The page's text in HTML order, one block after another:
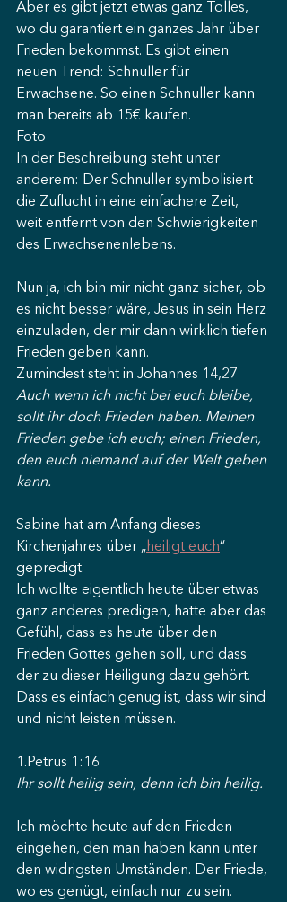
Aber es gibt jetzt etwas ganz Tolles,
wo du garantiert ein ganzes Jahr über
Frieden bekommst. Es gibt einen
neuen Trend: Schnuller für
Erwachsene. So einen Schnuller kann
man bereits ab 15€ kaufen.
Foto
In der Beschreibung steht unter
anderem: Der Schnuller symbolisiert
die Zuflucht in eine einfachere Zeit,
weit entfernt von den Schwierigkeiten
des Erwachsenenlebens.
Nun ja, ich bin mir nicht ganz sicher, ob
es nicht besser wäre, Jesus in sein Herz
einzuladen, der mir dann wirklich tiefen
Frieden geben kann.
Zumindest steht in Johannes 14,27
Auch wenn ich nicht bei euch bleibe,
sollt ihr doch Frieden haben. Meinen
Frieden gebe ich euch; einen Frieden,
den euch niemand auf der Welt geben
kann.
Sabine hat am Anfang dieses
Kirchenjahres über „heiligt euch“
gepredigt.
Ich wollte eigentlich heute über etwas
ganz anderes predigen, hatte aber das
Gefühl, dass es heute über den
Frieden Gottes gehen soll, und dass
der zu dieser Heiligung dazu gehört.
Dass es einfach genug ist, dass wir sind
und nicht leisten müssen.
1.Petrus 1:16
Ihr sollt heilig sein, denn ich bin heilig.
Ich möchte heute auf den Frieden
eingehen, den man haben kann unter
den widrigsten Umständen. Der Friede,
wo es genügt, einfach nur zu sein.